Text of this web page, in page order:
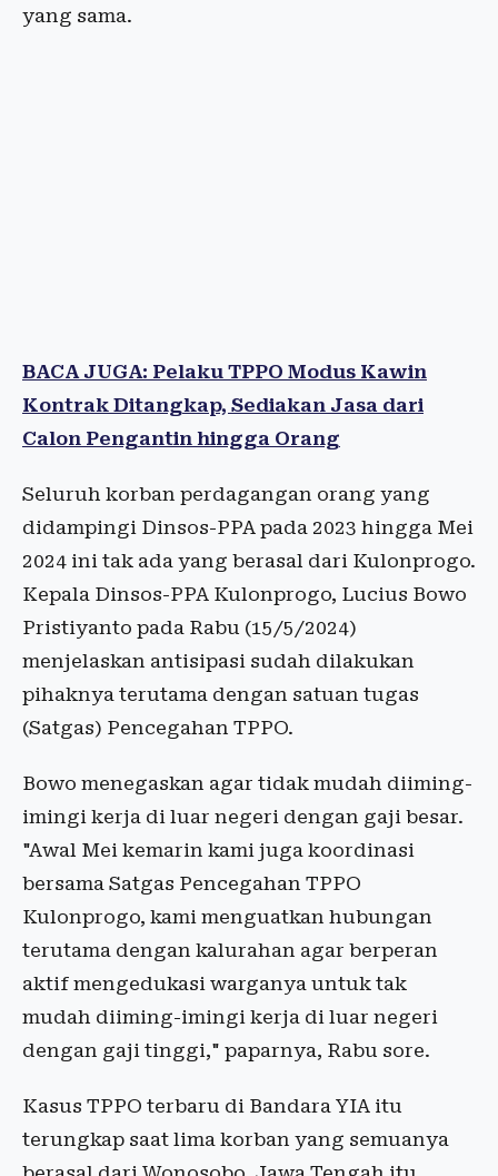
yang sama.
BACA JUGA: Pelaku TPPO Modus Kawin
Kontrak Ditangkap, Sediakan Jasa dari
Calon Pengantin hingga Orang
Seluruh korban perdagangan orang yang
didampingi Dinsos-PPA pada 2023 hingga Mei
2024 ini tak ada yang berasal dari Kulonprogo.
Kepala Dinsos-PPA Kulonprogo, Lucius Bowo
Pristiyanto pada Rabu (15/5/2024)
menjelaskan antisipasi sudah dilakukan
pihaknya terutama dengan satuan tugas
(Satgas) Pencegahan TPPO.
Bowo menegaskan agar tidak mudah diiming-
imingi kerja di luar negeri dengan gaji besar.
"Awal Mei kemarin kami juga koordinasi
bersama Satgas Pencegahan TPPO
Kulonprogo, kami menguatkan hubungan
terutama dengan kalurahan agar berperan
aktif mengedukasi warganya untuk tak
mudah diiming-imingi kerja di luar negeri
dengan gaji tinggi," paparnya, Rabu sore.
Kasus TPPO terbaru di Bandara YIA itu
terungkap saat lima korban yang semuanya